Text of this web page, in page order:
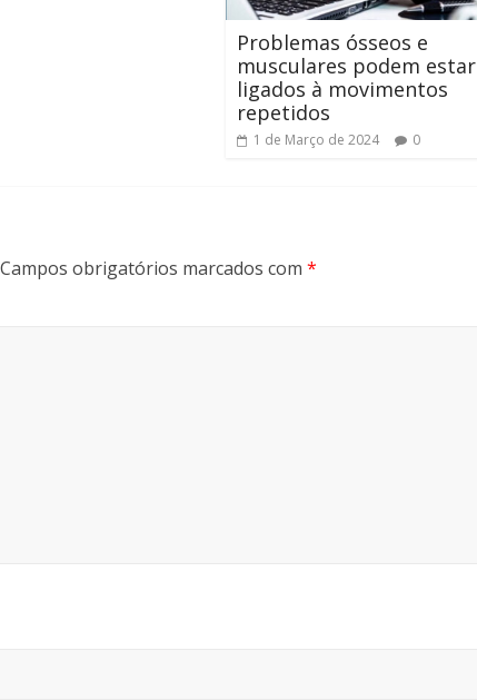
Problemas ósseos e
musculares podem estar
ligados à movimentos
repetidos
1 de Março de 2024 0
Campos obrigatórios marcados com *